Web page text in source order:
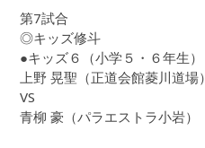
第7試合
◎キッズ修斗
●キッズ６（小学５・６年生）
上野 晃聖（正道会館菱川道場）
VS
青柳 豪（パラエストラ小岩）